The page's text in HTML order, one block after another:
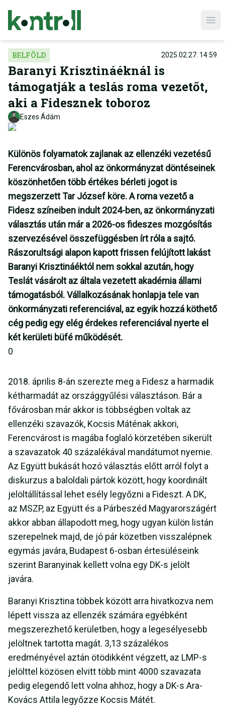
BELFÖLD 2025.02.27. 14:59
Baranyi Krisztináéknál is
támogatják a teslás roma vezetőt,
aki a Fidesznek toboroz
Eszes Ádám
Különös folyamatok zajlanak az ellenzéki vezetésű
Ferencvárosban, ahol az önkormányzat döntéseinek
köszönhetően több értékes bérleti jogot is
megszerzett Tar József köre. A roma vezető a
Fidesz színeiben indult 2024-ben, az önkormányzati
választás után már a 2026-os fideszes mozgósítás
szervezésével összefüggésben írt róla a sajtó.
Rászorultsági alapon kapott frissen felújított lakást
Baranyi Krisztináéktól nem sokkal azután, hogy
Teslát vásárolt az általa vezetett akadémia állami
támogatásból. Vállalkozásának honlapja tele van
önkormányzati referenciával, az egyik hozzá köthető
cég pedig egy elég érdekes referenciával nyerte el
két kerületi büfé működését.
0
2018. április 8-án szerezte meg a Fidesz a harmadik
kétharmadát az országgyűlési választáson. Bár a
fővárosban már akkor is többségben voltak az
ellenzéki szavazók, Kocsis Máténak akkori,
Ferencvárost is magába foglaló körzetében sikerült
a szavazatok 40 százalékával mandátumot nyernie.
Az Együtt bukását hozó választás előtt arról folyt a
diskurzus a baloldali pártok között, hogy koordinált
jelöltállítással lehet esély legyőzni a Fideszt. A DK,
az MSZP, az Együtt és a Párbeszéd Magyarországért
akkor abban állapodott meg, hogy ugyan külön listán
szerepelnek majd, de jó pár közetben visszalépnek
egymás javára, Budapest 6-osban értesüléseink
szerint Baranyinak kellett volna egy DK-s jelölt
javára.
Baranyi Krisztina többek között arra hivatkozva nem
lépett vissza az ellenzék számára egyébként
megszerezhető kerületben, hogy a legesélyesebb
jelöltnek tartotta magát. 3,13 százalékos
eredményével aztán ötödikként végzett, az LMP-s
jelölttel közösen elvitt több mint 4000 szavazata
pedig elegendő lett volna ahhoz, hogy a DK-s Ara-
Kovács Attila legyőzze Kocsis Mátét.